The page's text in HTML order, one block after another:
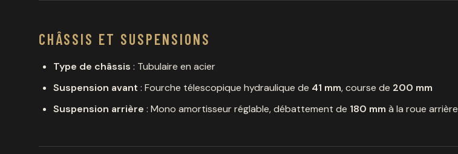
CHÂSSIS ET SUSPENSIONS
Type de châssis : Tubulaire en acier
Suspension avant : Fourche télescopique hydraulique de 41 mm, course de 200 mm
Suspension arrière : Mono amortisseur réglable, débattement de 180 mm à la roue arrière